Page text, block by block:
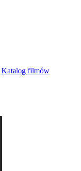
Katalog filmów